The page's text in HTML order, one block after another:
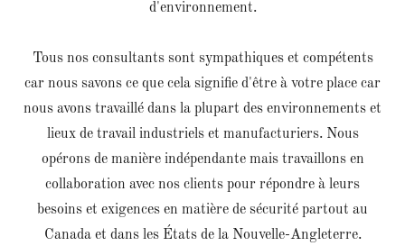
d'environnement.
Tous nos consultants sont sympathiques et compétents
car nous savons ce que cela signifie d'être à votre place car
nous avons travaillé dans la plupart des environnements et
lieux de travail industriels et manufacturiers. Nous
opérons de manière indépendante mais travaillons en
collaboration avec nos clients pour répondre à leurs
besoins et exigences en matière de sécurité partout au
Canada et dans les États de la Nouvelle-Angleterre.